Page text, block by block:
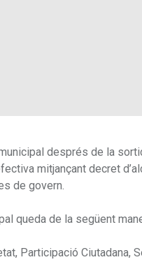
després de la
mitjançant decret
de govern.
queda de la següent
Participació Ciutadana,